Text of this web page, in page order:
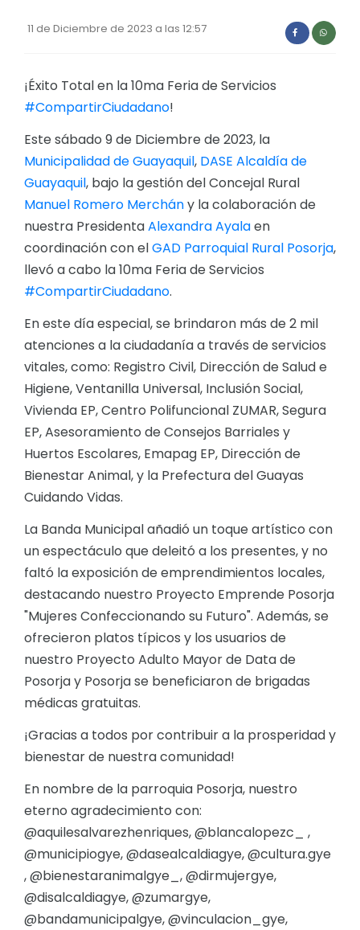
Plan de desarrollo y Ordenamiento Territorial -
Plan Anual Contratación - PAC
Plan Operativo Anual - POA
Convenios Institucionales
PRESUPUESTO: EJECUCIÓN Y REPORTES
Cédulas presupuestarias y balances
Ejecución Presupuestaria
Obras y proyectos
11 de Diciembre de 2023 a las 12:57
¡Éxito Total en la 10ma Feria de Servicios
#CompartirCiudadano!
Este sábado 9 de Diciembre de 2023, la
Municipalidad de Guayaquil, DASE Alcaldía de
Guayaquil, bajo la gestión del Concejal Rural
Manuel Romero Merchány la colaboración de
nuestra PresidentaAlexandra Ayalaen
coordinación con elGAD Parroquial Rural Posorja,
llevó a cabo la 10ma Feria de Servicios
#CompartirCiudadano.
En este día especial, se brindaron más de 2 mil
atenciones a la ciudadanía a través de servicios
vitales, como: Registro Civil, Dirección de Salud e
Higiene, Ventanilla Universal, Inclusión Social,
Vivienda EP, Centro Polifuncional ZUMAR, Segura
EP, Asesoramiento de Consejos Barriales y
Huertos Escolares, Emapag EP, Dirección de
Bienestar Animal, y la Prefectura del Guayas
Cuidando Vidas.
La Banda Municipal añadió un toque artístico con
un espectáculo que deleitó a los presentes, y no
faltó la exposición de emprendimientos locales,
destacando nuestro Proyecto Emprende Posorja
"Mujeres Confeccionando su Futuro". Además, se
ofrecieron platos típicos y los usuarios de
nuestro Proyecto Adulto Mayor de Data de
Posorja y Posorja se beneficiaron de brigadas
médicas gratuitas.
¡Gracias a todos por contribuir a la prosperidad y
bienestar de nuestra comunidad!
En nombre de la parroquia Posorja, nuestro
eterno agradecimiento con:
@aquilesalvarezhenriques, @blancalopezc_ ,
@municipiogye, @dasealcaldiagye, @cultura.gye
, @bienestaranimalgye_, @dirmujergye,
@disalcaldiagye, @zumargye,
@bandamunicipalgye, @vinculacion_gye,